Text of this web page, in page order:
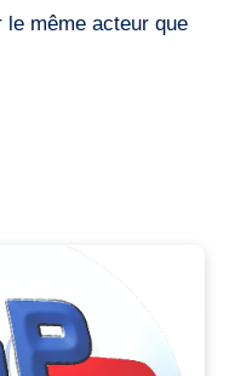
le même acteur que